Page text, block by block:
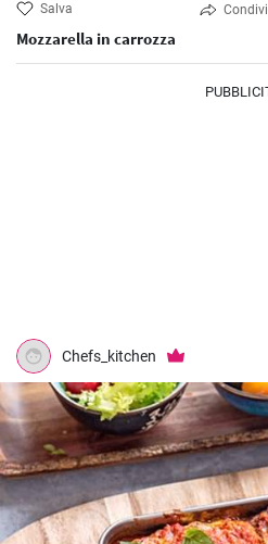
Salva
Mozzarella in carrozza
Chefs_kitchen